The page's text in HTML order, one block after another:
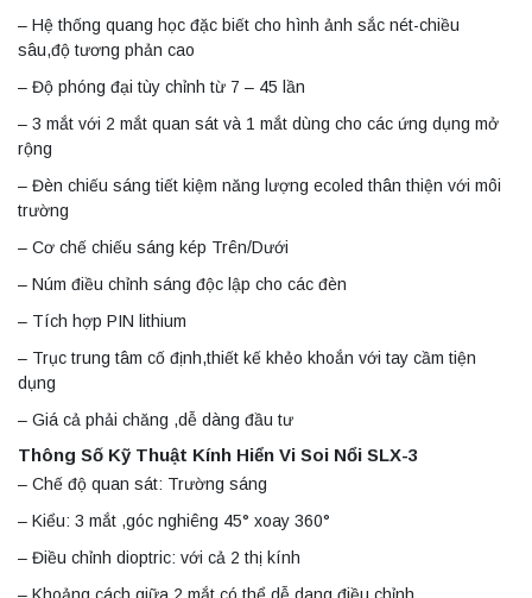
– Hệ thống quang học đặc biết cho hình ảnh sắc nét-chiều
sâu,độ tương phản cao
– Độ phóng đại tùy chỉnh từ 7 – 45 lần
– 3 mắt với 2 mắt quan sát và 1 mắt dùng cho các ứng dụng mở
rộng
– Đèn chiếu sáng tiết kiệm năng lượng ecoled thân thiện với môi
trường
– Cơ chế chiếu sáng kép Trên/Dưới
– Núm điều chỉnh sáng độc lập cho các đèn
– Tích hợp PIN lithium
– Trục trung tâm cố định,thiết kế khẻo khoắn với tay cầm tiện
dụng
– Giá cả phải chăng ,dễ dàng đầu tư
Thông Số Kỹ Thuật Kính Hiển Vi Soi Nổi SLX-3
– Chế độ quan sát: Trường sáng
– Kiểu: 3 mắt ,góc nghiêng 45° xoay 360°
– Điều chỉnh dioptric: với cả 2 thị kính